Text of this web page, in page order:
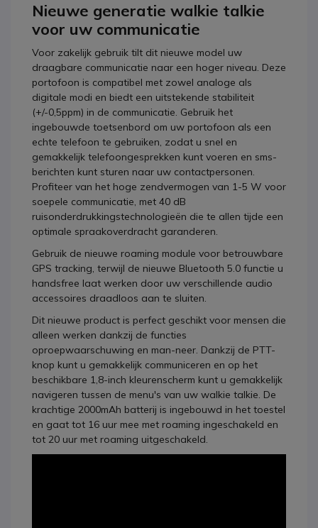
Nieuwe generatie walkie talkie
voor uw communicatie
Voor zakelijk gebruik tilt dit nieuwe model uw
draagbare communicatie naar een hoger niveau. Deze
portofoon is compatibel met zowel analoge als
digitale modi en biedt een uitstekende stabiliteit
(+/-0,5ppm) in de communicatie. Gebruik het
ingebouwde toetsenbord om uw portofoon als een
echte telefoon te gebruiken, zodat u snel en
gemakkelijk telefoongesprekken kunt voeren en sms-
berichten kunt sturen naar uw contactpersonen.
Profiteer van het hoge zendvermogen van 1-5 W voor
soepele communicatie, met 40 dB
ruisonderdrukkingstechnologieën die te allen tijde een
optimale spraakoverdracht garanderen.
Gebruik de nieuwe roaming module voor betrouwbare
GPS tracking, terwijl de nieuwe Bluetooth 5.0 functie u
handsfree laat werken door uw verschillende audio
accessoires draadloos aan te sluiten.
Dit nieuwe product is perfect geschikt voor mensen die
alleen werken dankzij de functies
oproepwaarschuwing en man-neer. Dankzij de PTT-
knop kunt u gemakkelijk communiceren en op het
beschikbare 1,8-inch kleurenscherm kunt u gemakkelijk
navigeren tussen de menu's van uw walkie talkie. De
krachtige 2000mAh batterij is ingebouwd in het toestel
en gaat tot 16 uur mee met roaming ingeschakeld en
tot 20 uur met roaming uitgeschakeld.